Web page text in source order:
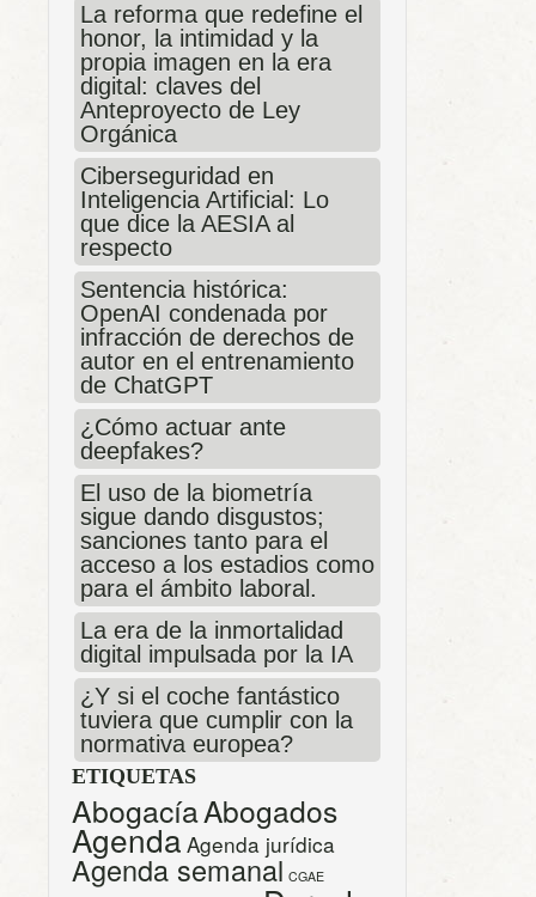
La reforma que redefine el
honor, la intimidad y la
propia imagen en la era
digital: claves del
Anteproyecto de Ley
Orgánica
Ciberseguridad en
Inteligencia Artificial: Lo
que dice la AESIA al
respecto
Sentencia histórica:
OpenAI condenada por
infracción de derechos de
autor en el entrenamiento
de ChatGPT
¿Cómo actuar ante
deepfakes?
El uso de la biometría
sigue dando disgustos;
sanciones tanto para el
acceso a los estadios como
para el ámbito laboral.
La era de la inmortalidad
digital impulsada por la IA
¿Y si el coche fantástico
tuviera que cumplir con la
normativa europea?
ETIQUETAS
AbogacíaAbogados
Agenda Agenda jurídica
Agenda semanal CGAE